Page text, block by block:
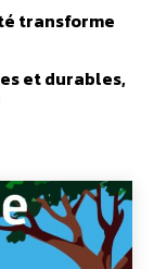
transforme
et durables,